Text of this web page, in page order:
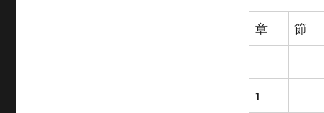
章 節
1